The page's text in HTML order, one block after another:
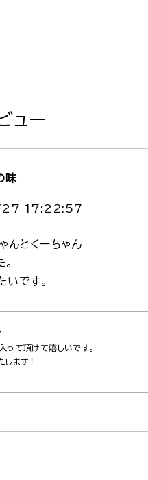
ュー
味
17:22:57
んとくーちゃん
いです。
って頂けて嬉しいです。
します！